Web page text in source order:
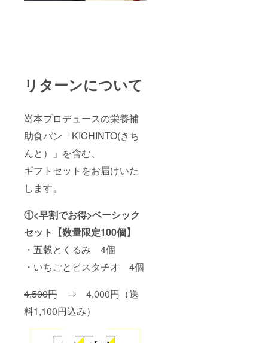
リターンについて
嵜本プロデュースの栄養補
助食パン「KICHINTO(きち
んと）」を含む、
ギフトセットをお届けいた
します。
①<早割でお得>ベーシック
セット【数量限定100個】
・五穀とくるみ 4個
・いちごとピスタチオ 4個
4,500円 ⇒ 4,000円（送
料1,100円込み）